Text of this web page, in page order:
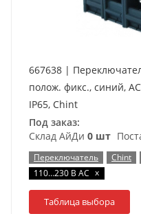
667638 |
полож. фикс., синий,
IP65, Chint
Под заказ:
Склад АйДи 0 шт
Переключатель Chint
110…230 В AC x
Таблица выбора